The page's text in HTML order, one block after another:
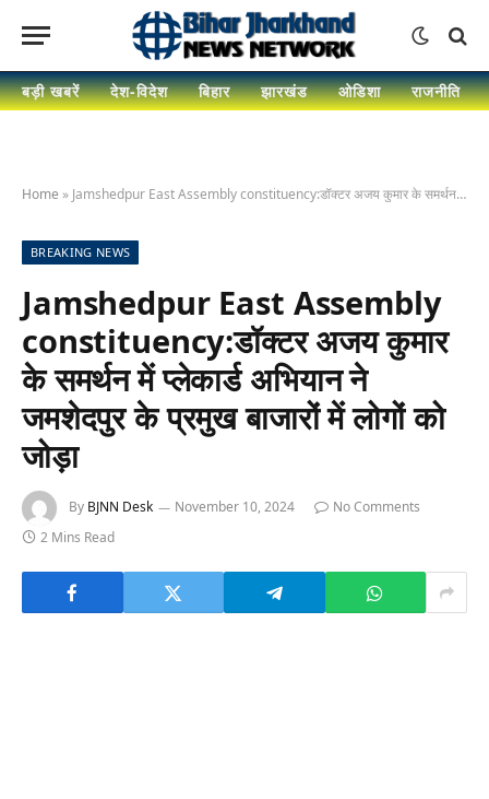
बड़ी खबरें देश-विदेश बिहार झारखंड ओडिशा राजनीति
Home » Jamshedpur East Assembly constituency:डॉक्टर अजय कुमार के समर्थन में प्लेकार्ड अभियान ने जमशेदपुर के प्रमुख बाजारों में लोगों को जोड़ा
BREAKING NEWS
Jamshedpur East Assembly
constituency:डॉक्टर अजय कुमार
के समर्थन में प्लेकार्ड अभियान ने
जमशेदपुर के प्रमुख बाजारों में लोगों को
जोड़ा
By BJNN Desk November 10, 2024
No Comments
2 Mins Read